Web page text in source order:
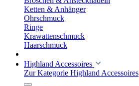
Ketten & Anhänger
Ohrschmuck
Ringe
Krawattenschmuck
Haarschmuck
Highland Accessoires
Zur Kategorie Highland Accessoires